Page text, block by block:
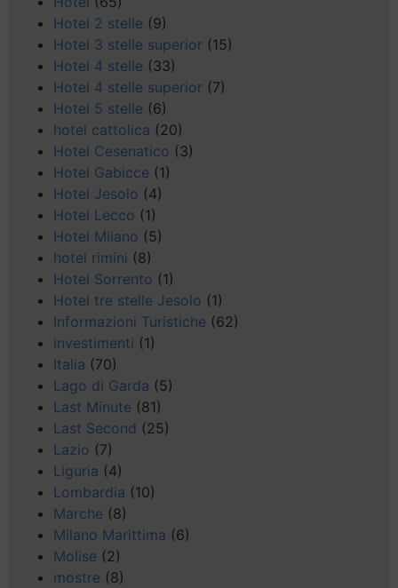
Hotel 2 stelle (9)
Hotel 3 stelle superior (15)
Hotel 4 stelle (33)
Hotel 4 stelle superior (7)
Hotel 5 stelle (6)
hotel cattolica (20)
Hotel Cesenatico (3)
Hotel Gabicce (1)
Hotel Jesolo (4)
Hotel Lecco (1)
Hotel Milano (5)
hotel rimini (8)
Hotel Sorrento (1)
Hotel tre stelle Jesolo (1)
Informazioni Turistiche (62)
investimenti (1)
Italia (70)
Lago di Garda (5)
Last Minute (81)
Last Second (25)
Lazio (7)
Liguria (4)
Lombardia (10)
Marche (8)
Milano Marittima (6)
Molise (2)
mostre (8)